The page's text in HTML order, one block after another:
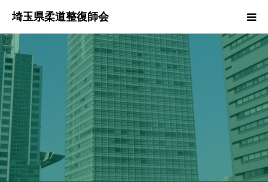
本会のご紹介
情報公開
柔道整復師とは